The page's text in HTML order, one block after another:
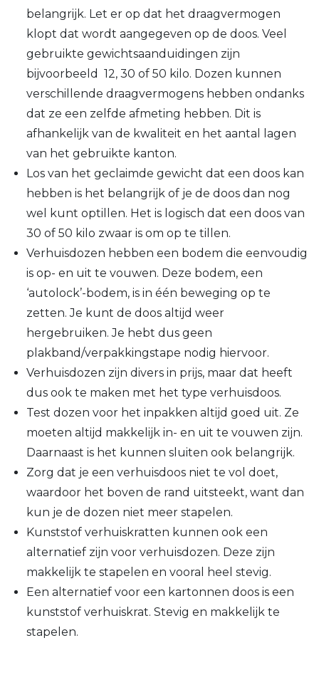
belangrijk. Let er op dat het draagvermogen
klopt dat wordt aangegeven op de doos. Veel
gebruikte gewichtsaanduidingen zijn
bijvoorbeeld 12, 30 of 50 kilo. Dozen kunnen
verschillende draagvermogens hebben ondanks
dat ze een zelfde afmeting hebben. Dit is
afhankelijk van de kwaliteit en het aantal lagen
van het gebruikte kanton.
Los van het geclaimde gewicht dat een doos kan
hebben is het belangrijk of je de doos dan nog
wel kunt optillen. Het is logisch dat een doos van
30 of 50 kilo zwaar is om op te tillen.
Verhuisdozen hebben een bodem die eenvoudig
is op- en uit te vouwen. Deze bodem, een
‘autolock’-bodem, is in één beweging op te
zetten. Je kunt de doos altijd weer
hergebruiken. Je hebt dus geen
plakband/verpakkingstape nodig hiervoor.
Verhuisdozen zijn divers in prijs, maar dat heeft
dus ook te maken met het type verhuisdoos.
Test dozen voor het inpakken altijd goed uit. Ze
moeten altijd makkelijk in- en uit te vouwen zijn.
Daarnaast is het kunnen sluiten ook belangrijk.
Zorg dat je een verhuisdoos niet te vol doet,
waardoor het boven de rand uitsteekt, want dan
kun je de dozen niet meer stapelen.
Kunststof verhuiskratten kunnen ook een
alternatief zijn voor verhuisdozen. Deze zijn
makkelijk te stapelen en vooral heel stevig.
Een alternatief voor een kartonnen doos is een
kunststof verhuiskrat. Stevig en makkelijk te
stapelen.